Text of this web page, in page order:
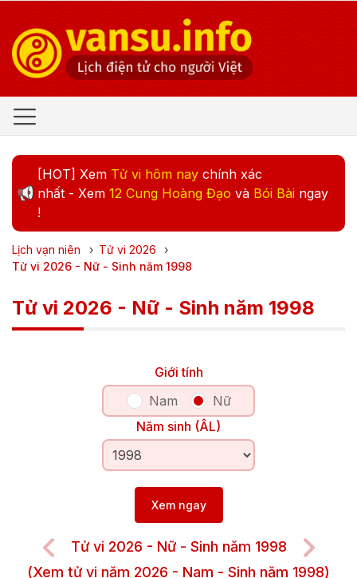
[HOT] Xem Tử vi hôm nay chính xác
nhất - Xem 12 Cung Hoàng Đạo và Bói Bài ngay
!
Lịch vạn niên › Tử vi 2026
›
Tử vi 2026 - Nữ - Sinh năm 1998
Tử vi 2026 - Nữ - Sinh năm 1998
Giới tính
Nam
Nữ
Năm sinh (ÂL)
Xem ngay
Tử vi 2026 - Nữ - Sinh năm 1998
(Xem tử vi năm 2026 - Nam - Sinh năm 1998)